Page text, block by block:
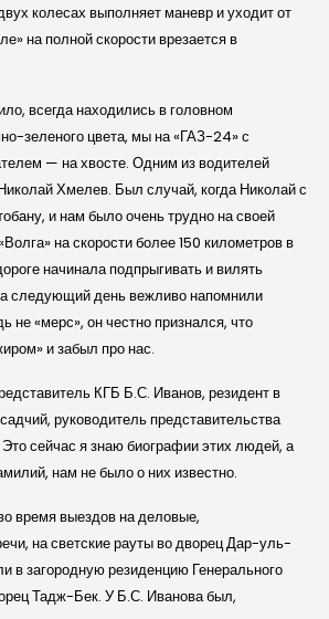
колесах выполняет маневр и уходит от
на полной скорости врезается в
всегда находились в головном
зеленого цвета, мы на «ГАЗ-24» с
— на хвосте. Одним из водителей
Хмелев. Был случай, когда Николай с
и нам было очень трудно на своей
на скорости более 150 километров в
начинала подпрыгивать и вилять
следующий день вежливо напомнили
не «мерс», он честно признался, что
и забыл про нас.
КГБ Б.С. Иванов, резидент в
руководитель представительства
сейчас я знаю биографии этих людей, а
нам не было о них известно.
время выездов на деловые,
на светские рауты во дворец Дар-уль-
в загородную резиденцию Генерального
Тадж-Бек. У Б.С. Иванова был,